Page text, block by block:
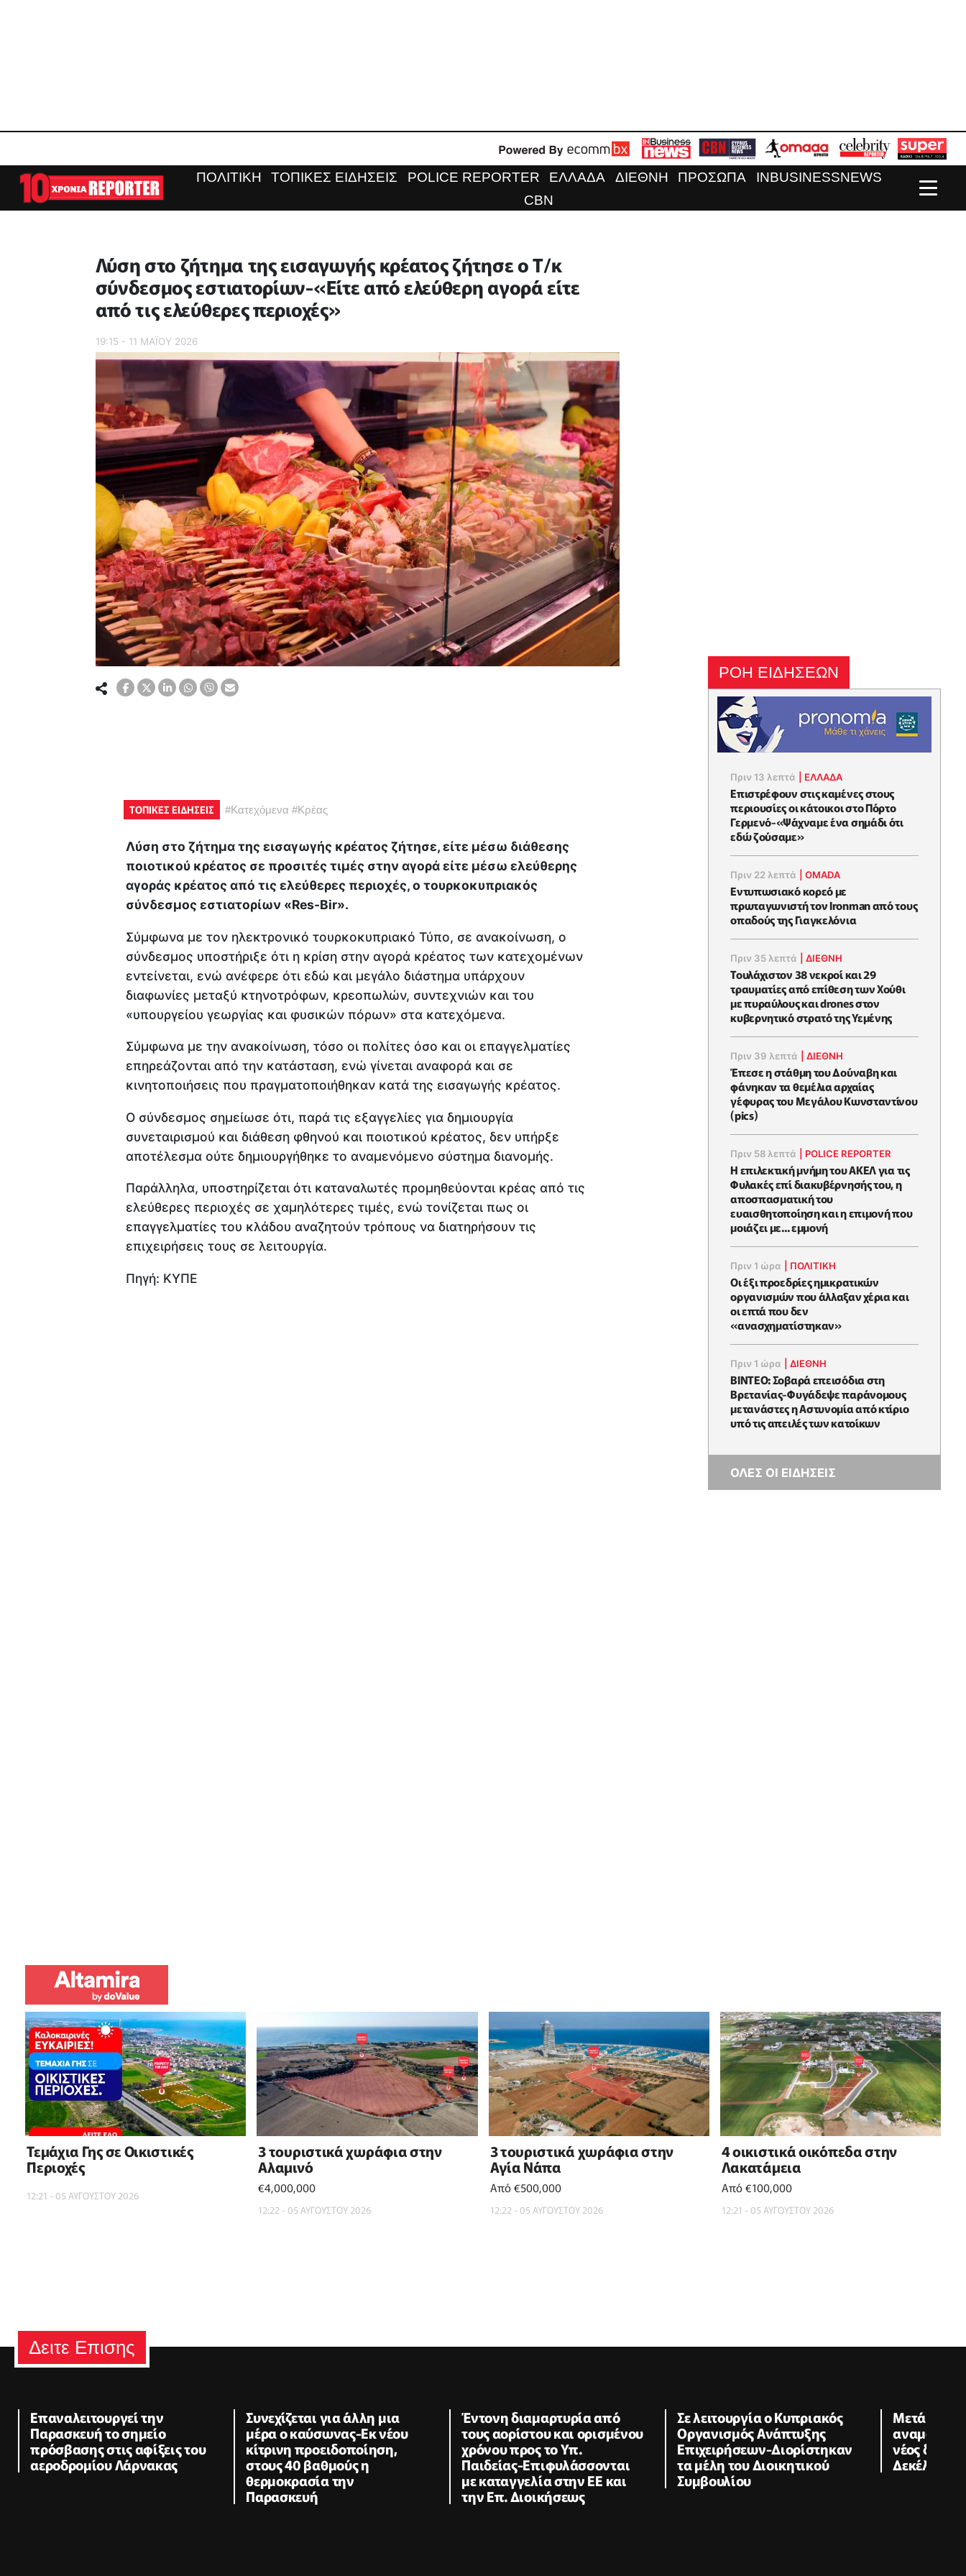
ΠΟΛΙΤΙΚΗ ΤΟΠΙΚΕΣ ΕΙΔΗΣΕΙΣ POLICE REPORTER ΕΛΛΑΔΑ ΔΙΕΘΝΗ ΠΡΟΣΩΠΑ
INBUSINESSNEWS
CBN
Λύση στο ζήτημα της εισαγωγής κρέατος ζήτησε ο Τ/κ
σύνδεσμος εστιατορίων-«Είτε από ελεύθερη αγορά είτε
από τις ελεύθερες περιοχές»
19:15 - 11 ΜΑΪ́ΟΥ 2026
ΤΟΠΙΚΕΣ ΕΙΔΗΣΕΙΣ #Κατεχόμενα #Κρέας
Λύση στο ζήτημα της εισαγωγής κρέατος ζήτησε, είτε μέσω διάθεσης
ποιοτικού κρέατος σε προσιτές τιμές στην αγορά είτε μέσω ελεύθερης
αγοράς κρέατος από τις ελεύθερες περιοχές, ο τουρκοκυπριακός
σύνδεσμος εστιατορίων «Res-Bir».
Σύμφωνα με τον ηλεκτρονικό τουρκοκυπριακό Τύπο, σε ανακοίνωση, ο
σύνδεσμος υποστήριξε ότι η κρίση στην αγορά κρέατος των κατεχομένων
εντείνεται, ενώ ανέφερε ότι εδώ και μεγάλο διάστημα υπάρχουν
διαφωνίες μεταξύ κτηνοτρόφων, κρεοπωλών, συντεχνιών και του
«υπουργείου γεωργίας και φυσικών πόρων» στα κατεχόμενα.
Σύμφωνα με την ανακοίνωση, τόσο οι πολίτες όσο και οι επαγγελματίες
επηρεάζονται από την κατάσταση, ενώ γίνεται αναφορά και σε
κινητοποιήσεις που πραγματοποιήθηκαν κατά της εισαγωγής κρέατος.
Ο σύνδεσμος σημείωσε ότι, παρά τις εξαγγελίες για δημιουργία
συνεταιρισμού και διάθεση φθηνού και ποιοτικού κρέατος, δεν υπήρξε
αποτέλεσμα ούτε δημιουργήθηκε το αναμενόμενο σύστημα διανομής.
Παράλληλα, υποστηρίζεται ότι καταναλωτές προμηθεύονται κρέας από τις
ελεύθερες περιοχές σε χαμηλότερες τιμές, ενώ τονίζεται πως οι
επαγγελματίες του κλάδου αναζητούν τρόπους να διατηρήσουν τις
επιχειρήσεις τους σε λειτουργία.
Πηγή: ΚΥΠΕ
ΡΟΗ ΕΙΔΗΣΕΩΝ
Πριν 13 λεπτά ΕΛΛΑΔΑ
Επιστρέφουν στις καμένες στους
περιουσίες οι κάτοικοι στο Πόρτο
Γερμενό-«Ψάχναμε ένα σημάδι ότι
εδώ ζούσαμε»
Πριν 22 λεπτά |OMADA
Εντυπωσιακό κορεό με
πρωταγωνιστή τον Ironman από τους
οπαδούς της Γιαγκελόνια
Πριν 35 λεπτά |ΔΙΕΘΝΗ
Τουλάχιστον 38 νεκροί και 29
τραυματίες από επίθεση των Χούθι
με πυραύλους και drones στον
κυβερνητικό στρατό της Υεμένης
Πριν 39 λεπτά |ΔΙΕΘΝΗ
Έπεσε η στάθμη του Δούναβη και
φάνηκαν τα θεμέλια αρχαίας
γέφυρας του Μεγάλου Κωνσταντίνου
(pics)
Πριν 58 λεπτά POLICE REPORTER
Η επιλεκτική μνήμη του ΑΚΕΛ για τις
Φυλακές επί διακυβέρνησής του, η
αποσπασματική του
ευαισθητοποίηση και η επιμονή που
μοιάζει με... εμμονή
Πριν 1 ώρα ΠΟΛΙΤΙΚΗ
Οι έξι προεδρίες ημικρατικών
οργανισμών που άλλαξαν χέρια και
οι επτά που δεν
«ανασχηματίστηκαν»
Πριν 1 ώρα |ΔΙΕΘΝΗ
ΒΙΝΤΕΟ: Σοβαρά επεισόδια στη
Βρετανίας-Φυγάδεψε παράνομους
μετανάστες η Αστυνομία από κτίριο
υπό τις απειλές των κατοίκων
ΟΛΕΣ ΟΙ ΕΙΔΗΣΕΙΣ
Τεμάχια Γης σε Οικιστικές
Περιοχές
12:21 - 05 ΑΥΓΟΥΣΤΟΥ 2026
3 τουριστικά χωράφια στην
Αλαμινό
€4,000,000
12:22 - 05 ΑΥΓΟΥΣΤΟΥ 2026
3 τουριστικά χωράφια στην
Αγία Νάπα
Από €500,000
12:22 - 05 ΑΥΓΟΥΣΤΟΥ 2026
4 οικιστικά οικόπεδα στην
Λακατάμεια
Από €100,000
12:21 - 05 ΑΥΓΟΥΣΤΟΥ 2026
Δειτε Επισης
Επαναλειτουργεί την
Παρασκευή το σημείο
πρόσβασης στις αφίξεις του
αεροδρομίου Λάρνακας
Συνεχίζεται για άλλη μια
μέρα ο καύσωνας-Εκ νέου
κίτρινη προειδοποίηση,
στους 40 βαθμούς η
θερμοκρασία την
Παρασκευή
Έντονη διαμαρτυρία από
τους αορίστου και ορισμένου
χρόνου προς το Υπ.
Παιδείας-Επιφυλάσσονται
με καταγγελία στην ΕΕ και
την Επ. Διοικήσεως
Σε λειτουργία ο Κυπριακός
Οργανισμός Ανάπτυξης
Επιχειρήσεων-Διορίστηκαν
τα μέλη του Διοικητικού
Συμβουλίου
Μετά από
αναμονής
νέος
Δεκέλειας